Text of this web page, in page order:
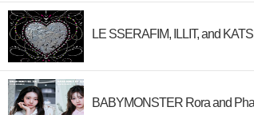
LE SSERAFIM, ILLIT, and
BABYMONSTER Rora and